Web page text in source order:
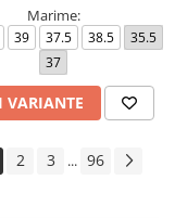
Marime:
39 37.5 38.5
35.5
37
VARIANTE
2 3 ... 96